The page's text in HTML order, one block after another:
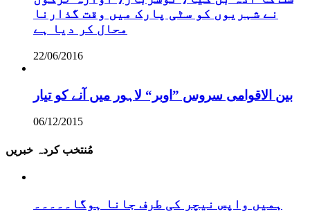
نے شہریوں کو سٹی پارک میں وقت گذارنا
محال کر دیا ہے
22/06/2016
بین الاقوامی سروس ”اوبر“ لاہور میں آنے کو تیار
06/12/2015
مُنتخب کردہ خبریں
ہمیں واپس نیچر کی طرف جانا ہوگا۔۔۔۔۔